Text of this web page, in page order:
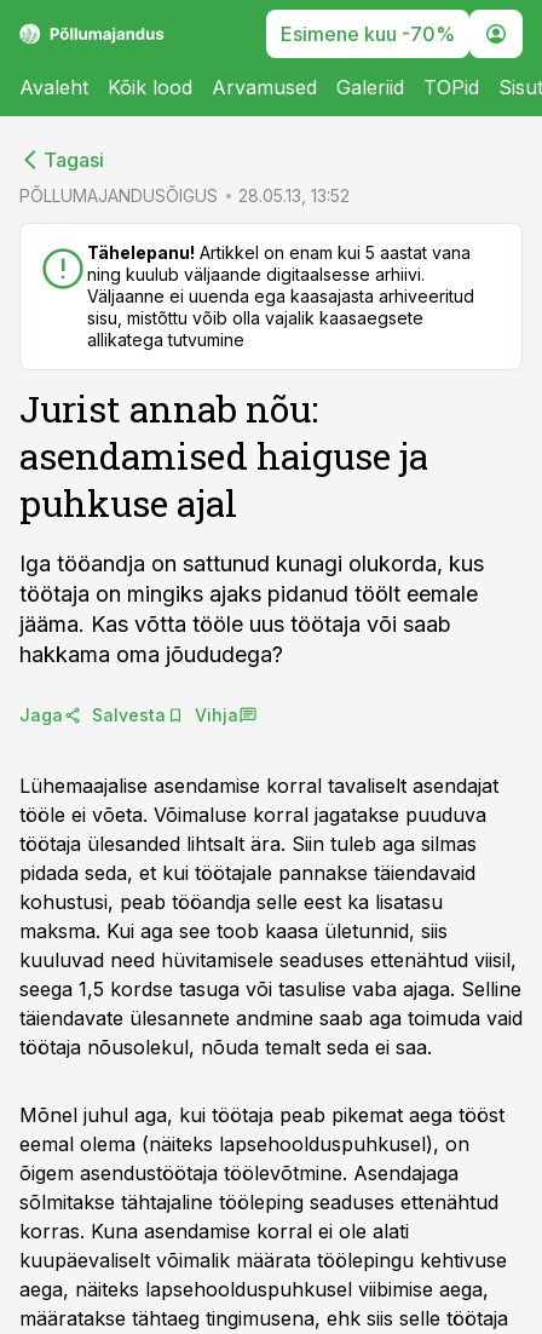
Esimene kuu -70%
Avaleht Kõik lood Arvamused Galeriid TOPid
Tagasi
PÕLLUMAJANDUSÕIGUS 28.05.13, 13:52
Tähelepanu! Artikkel on enam kui 5 aastat vana
ning kuulub väljaande digitaalsesse arhiivi.
Väljaanne ei uuenda ega kaasajasta arhiveeritud
sisu, mistõttu võib olla vajalik kaasaegsete
allikatega tutvumine
Jurist annab nõu:
asendamised haiguse ja
puhkuse ajal
Iga tööandja on sattunud kunagi olukorda, kus
töötaja on mingiks ajaks pidanud töölt eemale
jääma. Kas võtta tööle uus töötaja või saab
hakkama oma jõududega?
Jaga Salvesta Vihja
Lühemaajalise asendamise korral tavaliselt asendajat
tööle ei võeta. Võimaluse korral jagatakse puuduva
töötaja ülesanded lihtsalt ära. Siin tuleb aga silmas
pidada seda, et kui töötajale pannakse täiendavaid
kohustusi, peab tööandja selle eest ka lisatasu
maksma. Kui aga see toob kaasa ületunnid, siis
kuuluvad need hüvitamisele seaduses ettenähtud viisil,
seega 1,5 kordse tasuga või tasulise vaba ajaga. Selline
täiendavate ülesannete andmine saab aga toimuda vaid
töötaja nõusolekul, nõuda temalt seda ei saa.
Mõnel juhul aga, kui töötaja peab pikemat aega tööst
eemal olema (näiteks lapsehoolduspuhkusel), on
õigem asendustöötaja töölevõtmine. Asendajaga
sõlmitakse tähtajaline tööleping seaduses ettenähtud
korras. Kuna asendamise korral ei ole alati
kuupäevaliselt võimalik määrata töölepingu kehtivuse
aega, näiteks lapsehoolduspuhkusel viibimise aega,
määratakse tähtaeg tingimusena, ehk siis selle töötaja